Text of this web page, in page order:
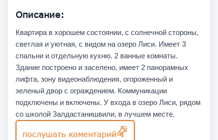
Описание:
Квартира в хорошем состоянии, с солнечной стороны,
светлая и уютная, с видом на озеро Лиси. Имеет 3
спальни и отдельную кухню. 2 ванные комнаты.
Здание построено и заселено, имеет 2 панорамных
лифта, зону видеонаблюдения, огороженный и
зеленый двор с ограждением. Коммуникации
подключены и включены. У входа в озеро Лиси, рядом
со школой Залдастанишвили, в лучшем месте.
послушать коментарий